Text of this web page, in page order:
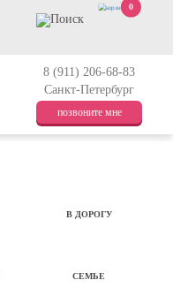
8 (911) 206-68-83
Санкт-Петербург
позвоните мне
0
В ДОРОГУ
СЕМЬЕ